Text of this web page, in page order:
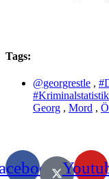
Tags:
@georgrestle ,
#Kriminalstatistik
Georg , Mord ,